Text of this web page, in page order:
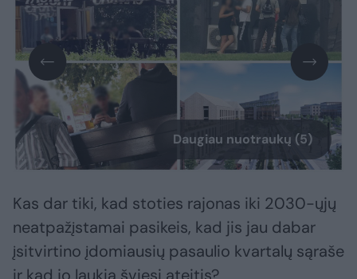
Daugiau nuotraukų (5)
Kas dar tiki, kad stoties rajonas iki 2030-ųjų
neatpažįstamai pasikeis, kad jis jau dabar
įsitvirtino įdomiausių pasaulio kvartalų sąraše